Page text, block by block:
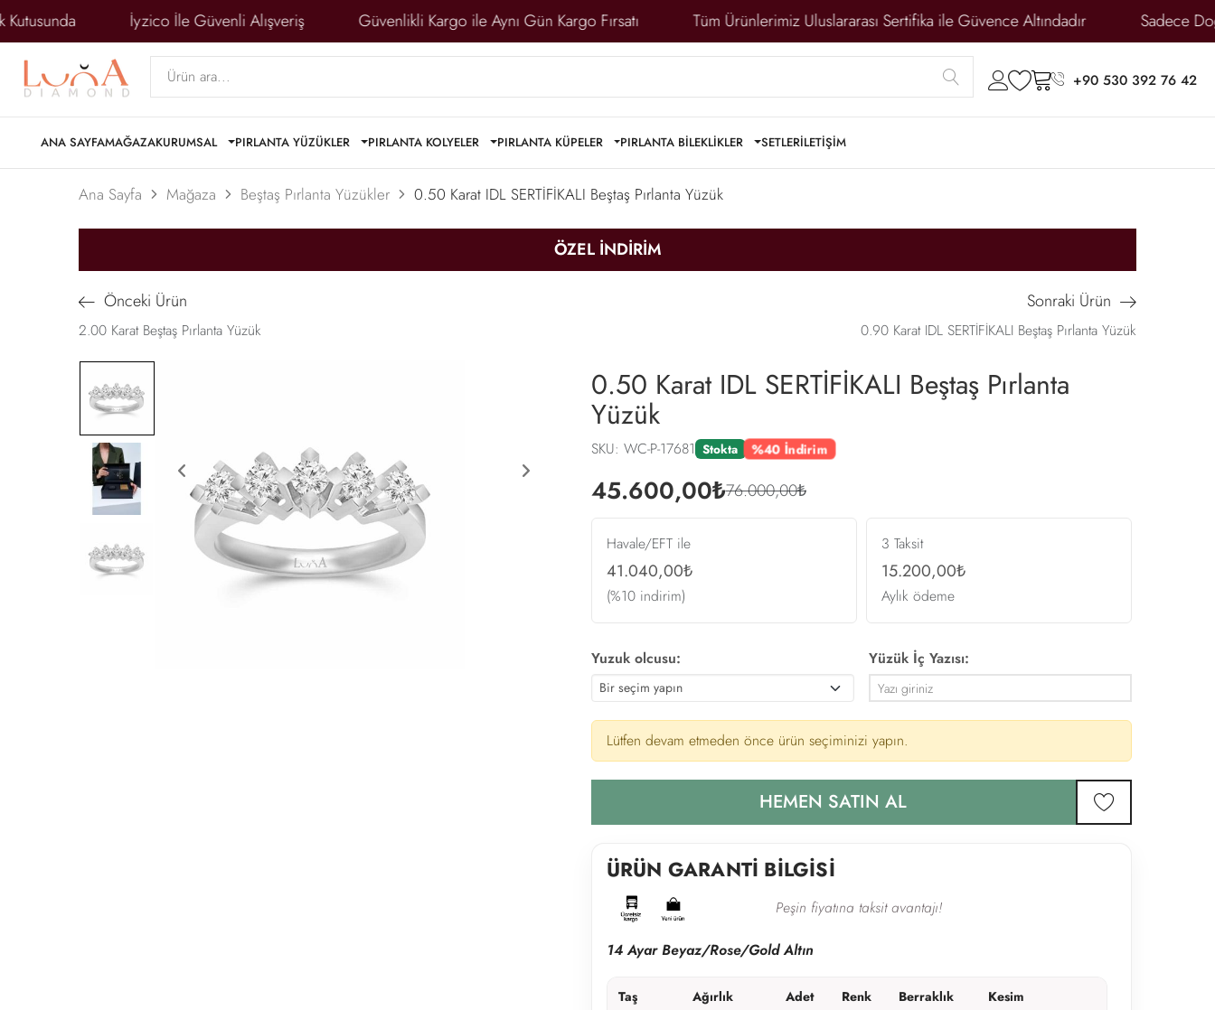
İyzico İle Güvenli Alışveriş Güvenlikli Kargo ile Aynı Gün Kargo Fırsatı Tüm Ürünlerimiz Uluslararası Sertifika ile Güvence Altındadır Sadece
submit account
wishlist
cart+90 530 392 76 42
ANA SAYFAMAĞAZAKURUMSAL PIRLANTA YÜZÜKLER PIRLANTA KOLYELER PIRLANTA KÜPELER PIRLANTA BİLEKLİKLER SETLERİLETİŞİM
Ana Sayfa Mağaza Beştaş Pırlanta Yüzükler 0.50 Karat IDL SERTİFİKALI Beştaş Pırlanta Yüzük
ÖZEL İNDİRİM
Önceki Ürün
2.00 Karat Beştaş Pırlanta Yüzük
Sonraki Ürün
0.90 Karat IDL SERTİFİKALI Beştaş Pırlanta Yüzük
Previous Next
0.50 Karat IDL SERTİFİKALI Beştaş Pırlanta
Yüzük
SKU: WC-P-17681 Stokta %40 İndirim
45.600,00₺76.000,00₺
Havale/EFT ile
41.040,00₺
(%10 indirim)
3 Taksit
15.200,00₺
Aylık ödeme
Yuzuk olcusu: Yüzük İç Yazısı:
Lütfen devam etmeden önce ürün seçiminizi yapın.
HEMEN SATIN AL
favorilere ekle
ÜRÜN GARANTİ BİLGİSİ
Peşin fiyatına taksit avantajı!
14 Ayar Beyaz/Rose/Gold Altın
Taş Ağırlık Adet Renk Berraklık Kesim